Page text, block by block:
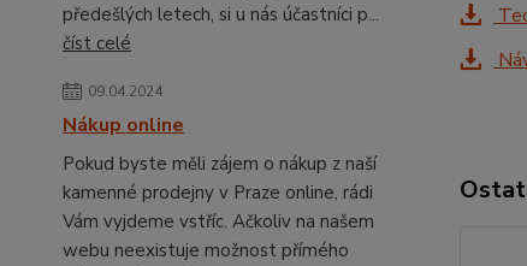
předešlých letech, si u nás účastníci p...
číst celé
09.04.2024
Nákup online
Pokud byste měli zájem o nákup z naší
kamenné prodejny v Praze online, rádi
Vám vyjdeme vstříc. Ačkoliv na našem
webu neexistuje možnost přímého